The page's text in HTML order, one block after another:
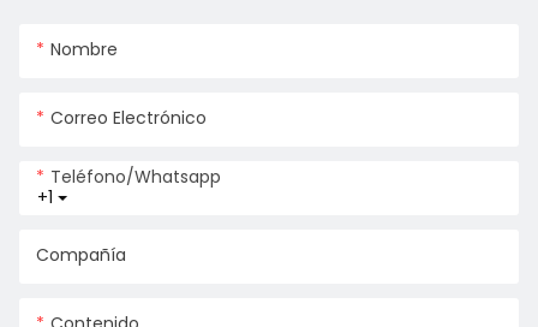
Nombre
Correo Electrónico
+1
Teléfono/whatsapp
Compañía